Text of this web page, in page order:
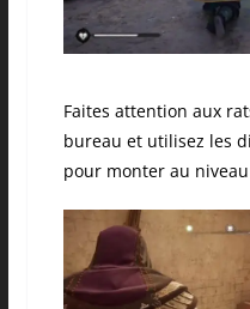
Faites attention aux
bureau et utilisez les
pour monter au